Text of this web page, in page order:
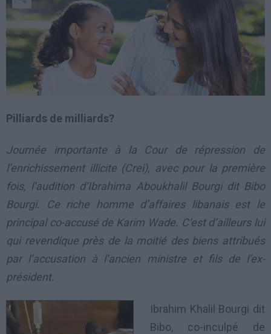
Pilliards de milliards?
Journée importante à la Cour de répression de
l’enrichissement illicite (Crei), avec pour la première
fois, l’audition d’Ibrahima Aboukhalil Bourgi dit Bibo
Bourgi. Ce riche homme d’affaires libanais est le
principal co-accusé de Karim Wade. C’est d’ailleurs lui
qui revendique près de la moitié des biens attribués
par l’accusation à l’ancien ministre et fils de l’ex-
président.
Ibrahim Khalil Bourgi dit
Bibo, co-inculpé de